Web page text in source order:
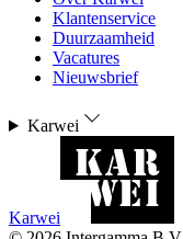
Klantenservice
Duurzaamheid
Vacatures
Nieuwsbrief
Karwei
Karwei